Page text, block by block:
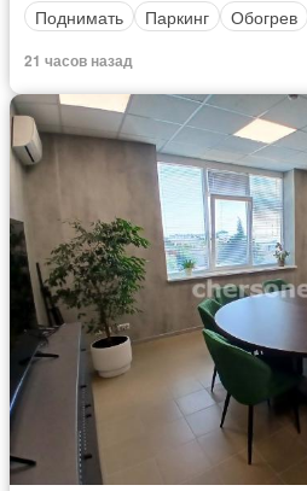
Поднимать
Паркинг Обогрев
21 часов назад